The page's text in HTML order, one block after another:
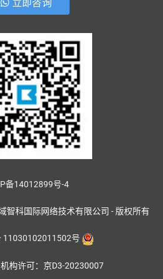
立即咨询
备14012899号-4
智科国际网络技术有限公司 - 版权所有
11030102011502号
构许可：京D3-20230007